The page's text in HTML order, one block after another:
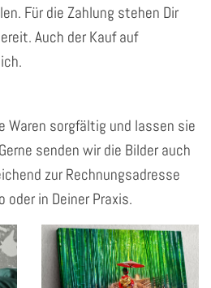
Für die Zahlung stehen Dir
Auch der Kauf auf
Waren sorgfältig und lassen sie
senden wir die Bilder auch
zur Rechnungsadresse
oder in Deiner Praxis.